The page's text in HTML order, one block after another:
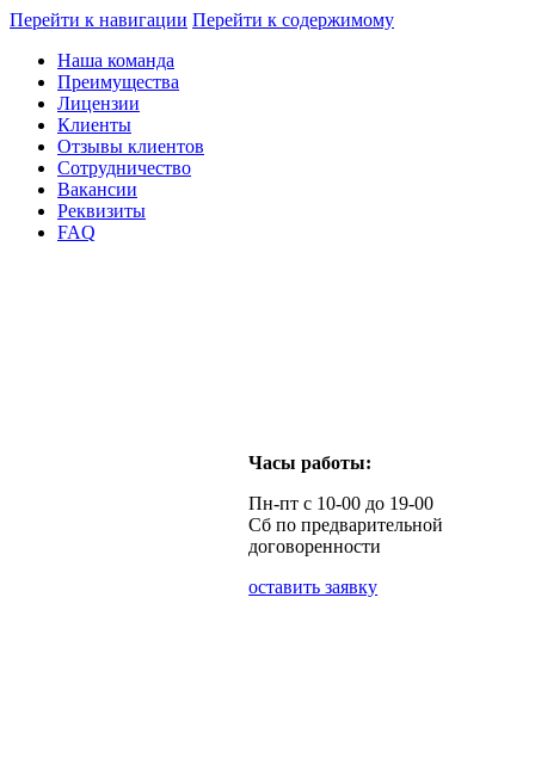
Перейти к навигации Перейти к содержимому
Наша команда
Преимущества
Лицензии
Клиенты
Отзывы клиентов
Сотрудничество
Вакансии
Реквизиты
FAQ
Часы работы:
Пн-пт с 10-00 до 19-00
Сб по предварительной
договоренности
оставить заявку